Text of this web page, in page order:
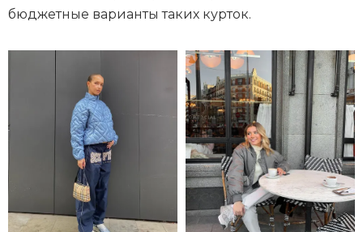
бюджетные варианты таких курток.